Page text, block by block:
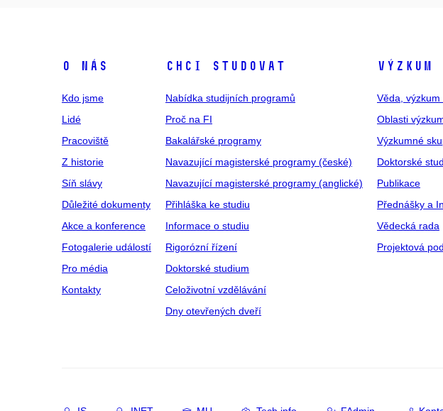
O NÁS
Kdo jsme
Lidé
Pracoviště
Z historie
Síň slávy
Důležité dokumenty
Akce a konference
Fotogalerie událostí
Pro média
Kontakty
CHCI STUDOVAT
Nabídka studijních programů
Proč na FI
Bakalářské programy
Navazující magisterské programy (české)
Navazující magisterské programy (anglické)
Přihláška ke studiu
Informace o studiu
Rigorózní řízení
Doktorské studium
Celoživotní vzdělávání
Dny otevřených dveří
VÝZKUM
Věda, výzkum
Oblasti
Výzkumné
Doktorské
Publikace
Přednášky a
Vědecká rada
Projektová